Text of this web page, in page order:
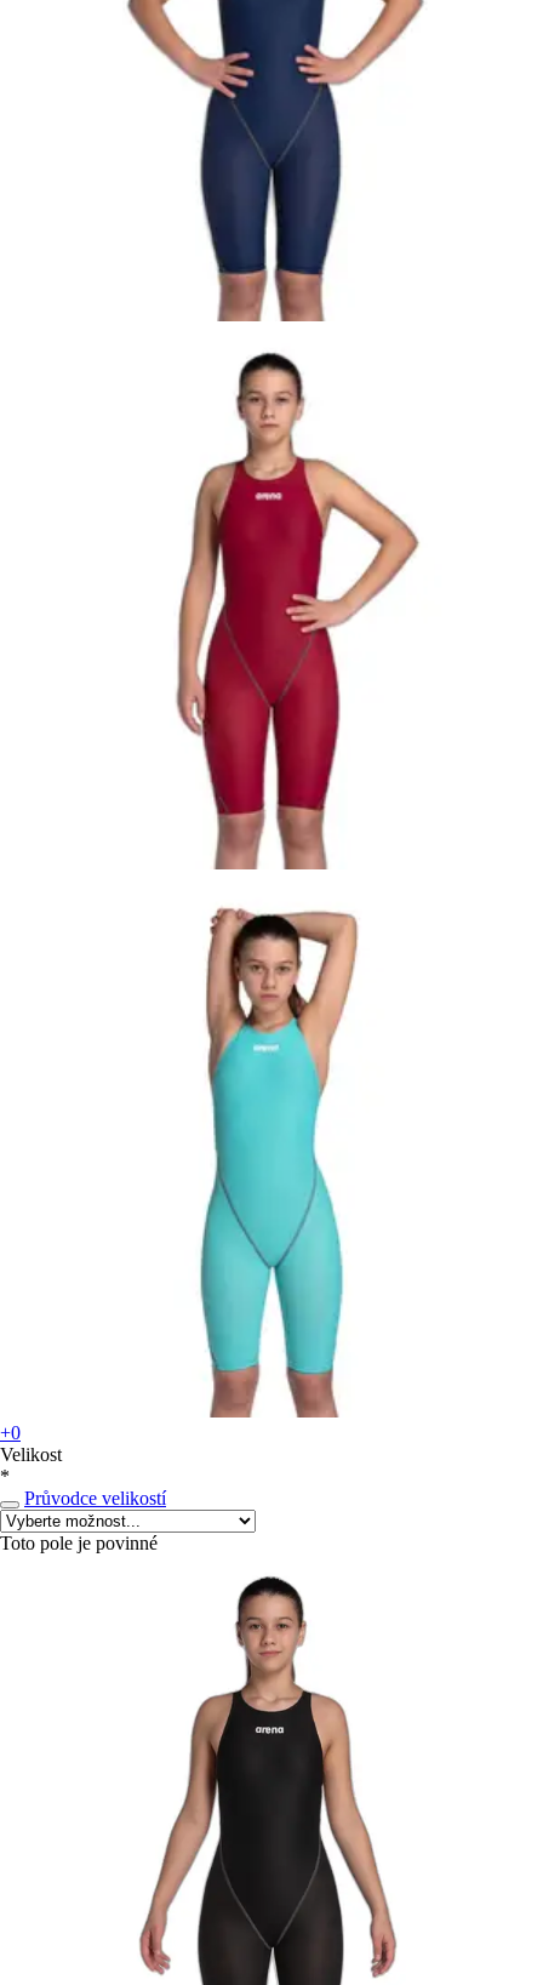
+0
Velikost
*
Průvodce velikostí
Toto pole je povinné